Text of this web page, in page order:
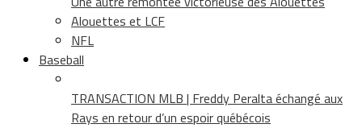
Alouettes et LCF
NFL
Baseball
TRANSACTION MLB | Freddy Peralta échangé aux
Rays en retour d’un espoir québécois